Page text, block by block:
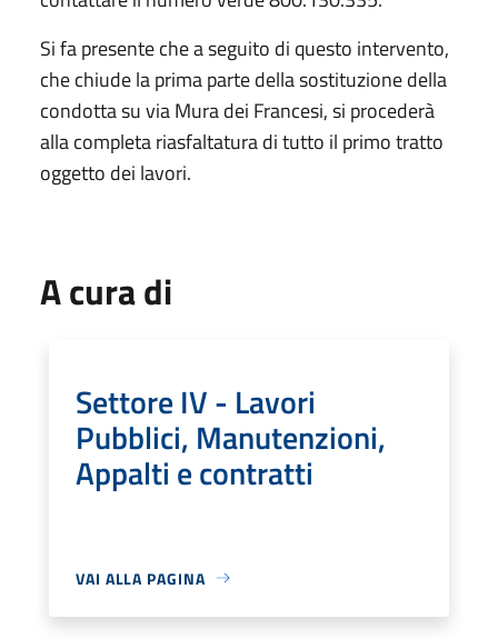
Si fa presente che a seguito di questo intervento,
che chiude la prima parte della sostituzione della
condotta su via Mura dei Francesi, si procederà
alla completa riasfaltatura di tutto il primo tratto
oggetto dei lavori.
A cura di
Settore IV - Lavori
Pubblici, Manutenzioni,
Appalti e contratti
VAI ALLA PAGINA